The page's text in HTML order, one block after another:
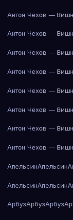
Антон Чехов —
Антон Чехов —
Антон Чехов —
Антон Чехов —
Антон Чехов —
Антон Чехов —
Антон Чехов —
Антон Чехов —
АпельсинАпельсин
АпельсинАпельсин
АрбузАрбузАрбуз